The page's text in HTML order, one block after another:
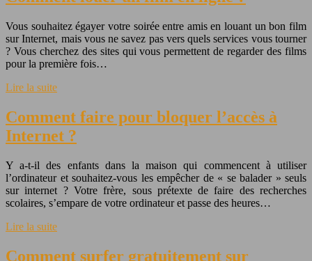
Vous souhaitez égayer votre soirée entre amis en louant un bon film
sur Internet, mais vous ne savez pas vers quels services vous tourner
? Vous cherchez des sites qui vous permettent de regarder des films
pour la première fois…
Lire la suite
Comment faire pour bloquer l’accès à
Internet ?
Y a-t-il des enfants dans la maison qui commencent à utiliser
l’ordinateur et souhaitez-vous les empêcher de « se balader » seuls
sur internet ? Votre frère, sous prétexte de faire des recherches
scolaires, s’empare de votre ordinateur et passe des heures…
Lire la suite
Comment surfer gratuitement sur